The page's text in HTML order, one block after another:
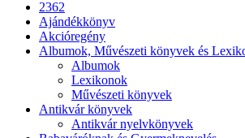
2362
Ajándékkönyv
Akcióregény
Albumok, Művészeti könyvek és
Albumok
Lexikonok
Művészeti könyvek
Antikvár könyvek
Antikvár nyelvkönyvek